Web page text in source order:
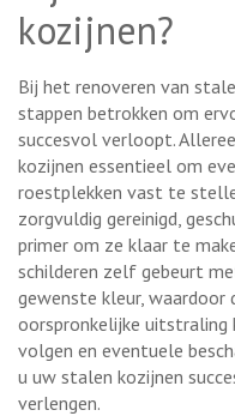
kozijnen?
Bij het renoveren van
stappen betrokken om
succesvol verloopt.
kozijnen essentieel om
roestplekken vast te
zorgvuldig gereinigd,
primer om ze klaar te
schilderen zelf gebeurt
gewenste kleur, waardoor
oorspronkelijke uitstraling
volgen en eventuele
u uw stalen kozijnen
verlengen.